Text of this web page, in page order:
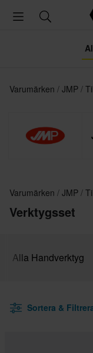
Varumärken JMP
Varumärken JMP
Verktygsset
Alla Handverktyg
Sortera &